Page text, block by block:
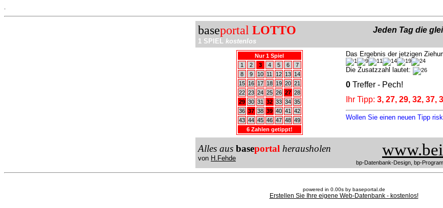
baseportal LOTTO
1 SPIEL kostenlos
Jeden Tag die
Nur 1 Spiel
1
2 3 4 5 6
7
8
9 10 11 12 13
14
15
16 17 18 19 20 21
22 23 24 25 26 27 28
29 30 31 32 33 34 35
36 37 38 39 40 41
42
43 44 45 46 47 48 49
6 Zahlen getippt!
Das Ergebnis der jetzigen
Die Zusatzzahl lautet:
0 Treffer - Pech!
Ihr Tipp: 3, 27, 29, 32, 37,
Wollen Sie einen neuen Tipp
Alles aus baseportal herausholen
von H.Fehde
bp-Datenbank-Design, bp-
powered in 0.00s by baseportal.de
Erstellen Sie Ihre eigene Web-Datenbank - kostenlos!